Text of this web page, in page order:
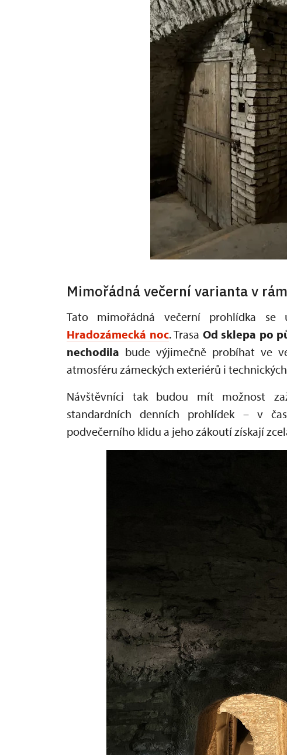
Mimořádná večerní varianta v
Tato mimořádná večerní prohlídka se
Hradozámecká noc. Trasa Od sklepa po
nechodila bude výjimečně probíhat ve
atmosféru zámeckých exteriérů i
Návštěvníci tak budou mít možnost
standardních denních prohlídek – v
podvečerního klidu a jeho zákoutí získají